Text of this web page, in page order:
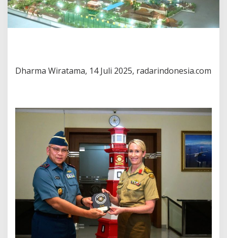
Dharma Wiratama, 14 Juli 2025, radarindonesia.com